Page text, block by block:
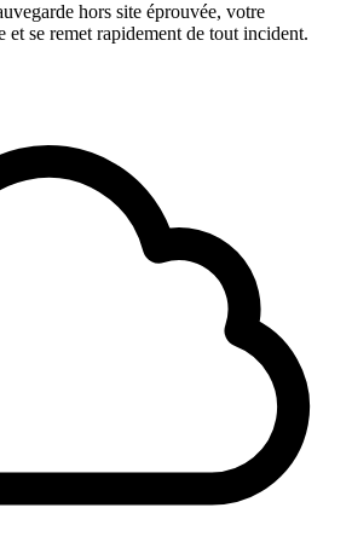
hors site éprouvée, votre
et se remet rapidement de tout incident.